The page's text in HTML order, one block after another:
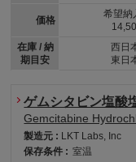
価格
在庫 / 納
期目安
希望納
西日
東日
ゲムシタビン塩酸
Gemcitabine
製造元 : LKT Labs, Inc
保存条件 : 室温